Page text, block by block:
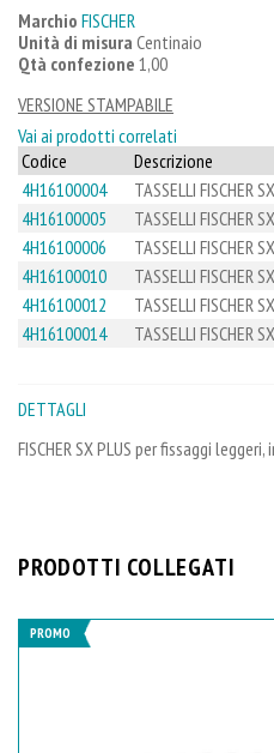
Marchio FISCHER
Unità di misura Centinaio
Qtà confezione 1,00
VERSIONE STAMPABILE
Vai ai prodotti correlati
Codice
Descrizione
4H16100004
TASSELLI FISCHER
4H16100005
TASSELLI FISCHER
4H16100006
TASSELLI FISCHER
4H16100010
TASSELLI FISCHER
4H16100012
TASSELLI FISCHER
4H16100014
TASSELLI FISCHER
DETTAGLI
FISCHER SX PLUS per fissaggi leggeri,
PRODOTTI COLLEGATI
PROMO